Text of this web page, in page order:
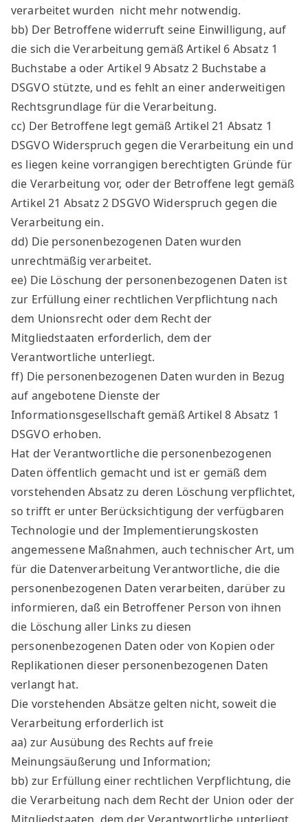
verarbeitet wurden nicht mehr notwendig.
bb) Der Betroffene widerruft seine Einwilligung, auf
die sich die Verarbeitung gemäß Artikel 6 Absatz 1
Buchstabe a oder Artikel 9 Absatz 2 Buchstabe a
DSGVO stützte, und es fehlt an einer anderweitigen
Rechtsgrundlage für die Verarbeitung.
cc) Der Betroffene legt gemäß Artikel 21 Absatz 1
DSGVO Widerspruch gegen die Verarbeitung ein und
es liegen keine vorrangigen berechtigten Gründe für
die Verarbeitung vor, oder der Betroffene legt gemäß
Artikel 21 Absatz 2 DSGVO Widerspruch gegen die
Verarbeitung ein.
dd) Die personenbezogenen Daten wurden
unrechtmäßig verarbeitet.
ee) Die Löschung der personenbezogenen Daten ist
zur Erfüllung einer rechtlichen Verpflichtung nach
dem Unionsrecht oder dem Recht der
Mitgliedstaaten erforderlich, dem der
Verantwortliche unterliegt.
ff) Die personenbezogenen Daten wurden in Bezug
auf angebotene Dienste der
Informationsgesellschaft gemäß Artikel 8 Absatz 1
DSGVO erhoben.
Hat der Verantwortliche die personenbezogenen
Daten öffentlich gemacht und ist er gemäß dem
vorstehenden Absatz zu deren Löschung verpflichtet,
so trifft er unter Berücksichtigung der verfügbaren
Technologie und der Implementierungskosten
angemessene Maßnahmen, auch technischer Art, um
für die Datenverarbeitung Verantwortliche, die die
personenbezogenen Daten verarbeiten, darüber zu
informieren, daß ein Betroffener Person von ihnen
die Löschung aller Links zu diesen
personenbezogenen Daten oder von Kopien oder
Replikationen dieser personenbezogenen Daten
verlangt hat.
Die vorstehenden Absätze gelten nicht, soweit die
Verarbeitung erforderlich ist
aa) zur Ausübung des Rechts auf freie
Meinungsäußerung und Information;
bb) zur Erfüllung einer rechtlichen Verpflichtung, die
die Verarbeitung nach dem Recht der Union oder der